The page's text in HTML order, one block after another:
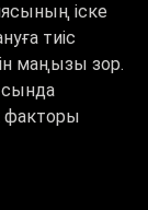
іске
тиіс
маңызы зор.
факторы